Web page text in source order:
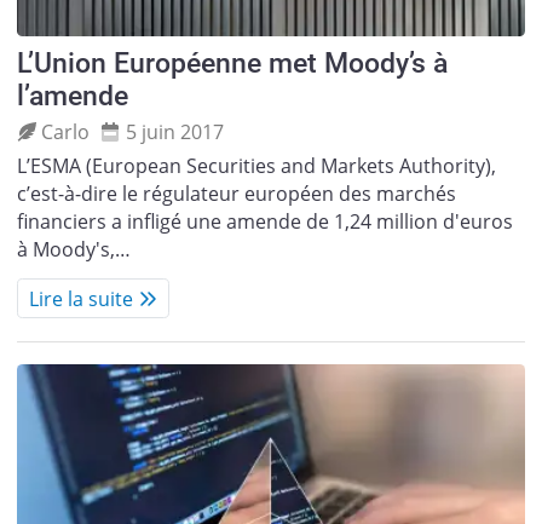
L’Union Européenne met Moody’s à
l’amende
Carlo
5 juin 2017
L’ESMA (European Securities and Markets Authority),
c’est-à-dire le régulateur européen des marchés
financiers a infligé une amende de 1,24 million d'euros
à Moody's,…
Lire la suite